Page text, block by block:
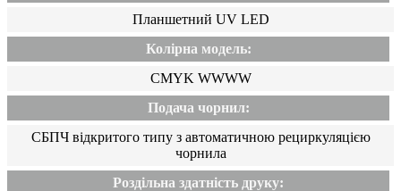
Планшетний UV LED
Колірна модель:
CMYK WWWW
Подача чорнил:
СБПЧ відкритого типу з автоматичною рециркуляцією
чорнила
Роздільна здатність друку: